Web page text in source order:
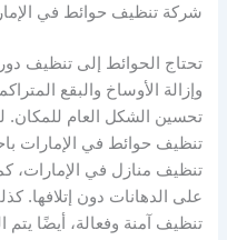
شركة تنظيف حوائط في
تحتاج الحوائط إلى تنظيف
وإزالة الأوساخ والبقع
تحسين الشكل العام
تنظيف حوائط في الإمارات
تنظيف منازل في الإمارات،
على الدهانات دون إتلافها.
تنظيف آمنة وفعالة، أيضًا